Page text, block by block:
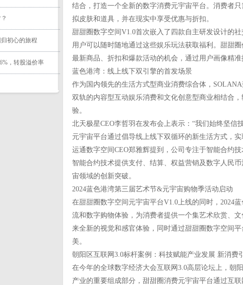
初心的旅程
，转股溢价率
结合，打造一个全新的数字消费元宇宙平台。消费者
拟皮肤和道具，并在现实中享受优惠与折扣。
甜甜圈数字空间V1.0首次嵌入了四款自主研发设计的
用户可以随时随地通过这些娱乐玩法获取福利。甜甜
最新商品、折扣和爆款活动的机会，通过用户画像精
蓝色港湾：线上线下双引擎的首发场景
作为国内领先的生活方式型商业消费综合体，
双轨的内容型互动娱乐消费和文化创意型商业相结合
验。
北天极星CEO李哲羽在发布会上表示：“我们始终坚
元宇宙平台通过倡导线上线下双循环的新生活方式，
运通数字空间CEO郑雅辉提到，公司专注于智能合约
智能合约技术提供支付、结算、权益营销及数字人民
宙领域的创新突破。
2024蓝色港湾第三届艺术节&元宇宙购物季活动启动
在甜甜圈数字空间元宇宙平台V1.0上线的同时，2024
流和数字购物体验，为消费者提供一个集艺术欣赏、
来全新的视觉和感官体验，同时通过甜甜圈数字空间
美。
朝阳区互联网3.0标杆案例：科技赋能产业发展 新消费
在今年的全球数字经济大会互联网3.0高层论坛上，朝
产业的重要组成部分，甜甜圈消费元宇宙平台通过互